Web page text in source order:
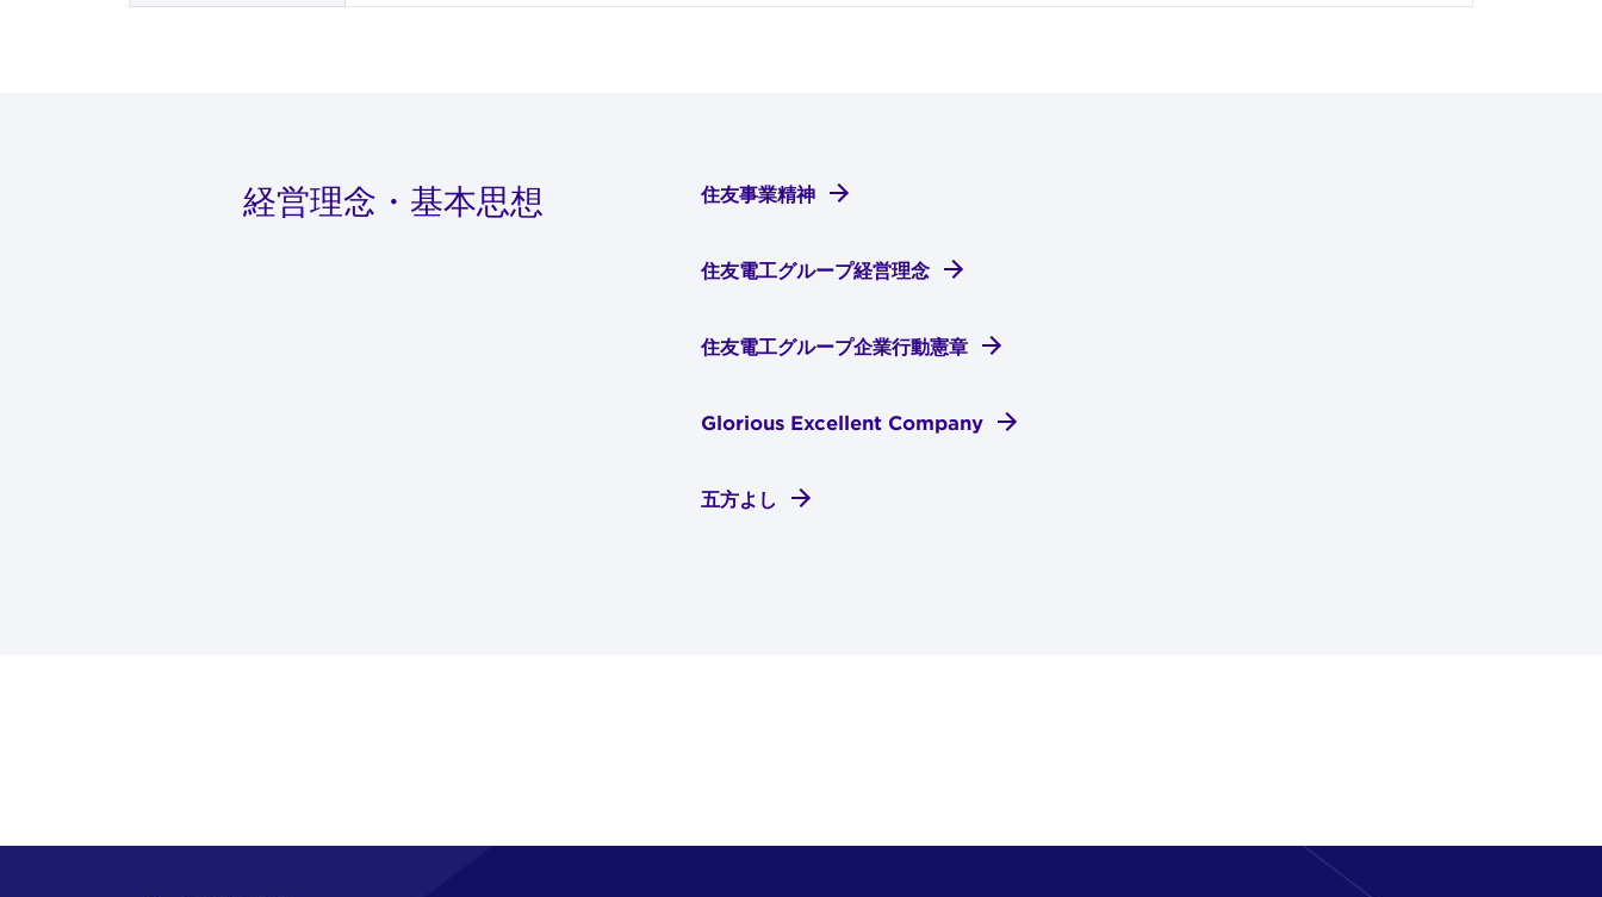
経営理念・基本思想 住友事業精神
住友電工グループ経営理念
住友電工グループ企業行動憲章
Glorious Excellent Company
五方よし